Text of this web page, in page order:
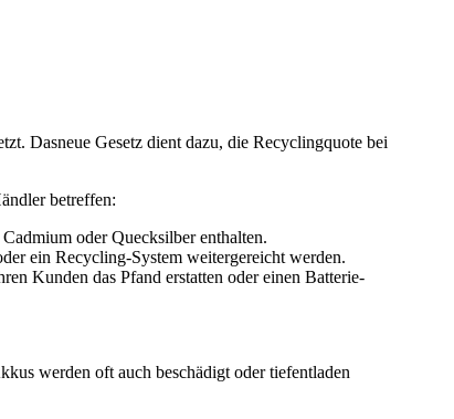
Dasneue Gesetz dient dazu, die Recyclingquote bei
betreffen:
oder Quecksilber enthalten.
ein Recycling-System weitergereicht werden.
Kunden das Pfand erstatten oder einen Batterie-
werden oft auch beschädigt oder tiefentladen